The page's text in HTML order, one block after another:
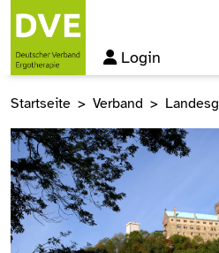
Login
Startseite Verband